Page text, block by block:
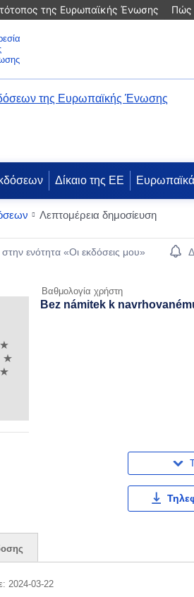
της Ευρωπαϊκής Ένωσης Πώς
της Ευρωπαϊκής Ένωσης
Δίκαιο της ΕΕ
Λεπτομέρεια δημοσίευση
Detail Actions Portlet
ενότητα «Οι εκδόσεις μου»
Βαθμολογία χρήστη
Bez námitek k
2024-03-22